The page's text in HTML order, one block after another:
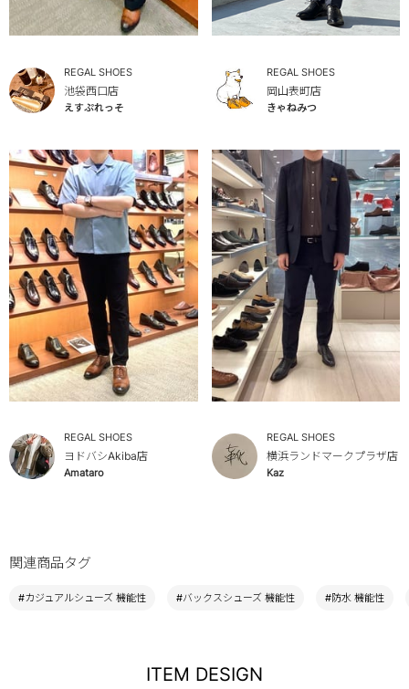
REGAL SHOES
池袋西口店
えすぷれっそ
REGAL SHOES
岡山表町店
きゃねみつ
REGAL SHOES
ヨドバシAkiba店
Amataro
REGAL SHOES
横浜ランドマークプラザ店
Kaz
関連商品タグ
#カジュアルシューズ 機能性 #バックスシューズ 機能性 #防水 機能性
ITEM DESIGN